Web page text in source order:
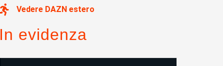
Vedere DAZN estero
In evidenza